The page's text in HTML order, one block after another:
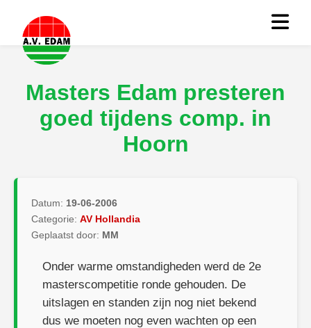
Masters Edam presteren
goed tijdens comp. in
Hoorn
Datum: 19-06-2006
Categorie: AV Hollandia
Geplaatst door: MM
Onder warme omstandigheden werd de 2e
masterscompetitie ronde gehouden. De
uitslagen en standen zijn nog niet bekend
dus we moeten nog even wachten op een